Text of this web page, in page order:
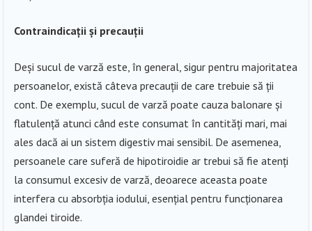
Contraindicații și precauții
Deși sucul de varză este, în general, sigur pentru majoritatea
persoanelor, există câteva precauții de care trebuie să ții
cont. De exemplu, sucul de varză poate cauza balonare și
flatulență atunci când este consumat în cantități mari, mai
ales dacă ai un sistem digestiv mai sensibil. De asemenea,
persoanele care suferă de hipotiroidie ar trebui să fie atenți
la consumul excesiv de varză, deoarece aceasta poate
interfera cu absorbția iodului, esențial pentru funcționarea
glandei tiroide.